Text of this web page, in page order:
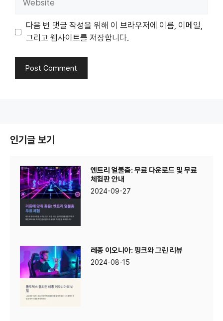
다음 번 댓글 작성을 위해 이 브라우저에 이름, 이메일,
그리고 웹사이트를 저장합니다.
인기글 보기
엔트리 얼불춤: 무료 다운로드 및 무료
체험판 안내
2024-09-27
레종 이오니아: 핑크와 그린 리뷰
2024-08-15